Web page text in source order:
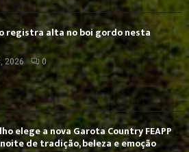
registra alta no boi gordo nesta
2026 0
elege a nova Garota Country FEAPP
de tradição, beleza e emoção